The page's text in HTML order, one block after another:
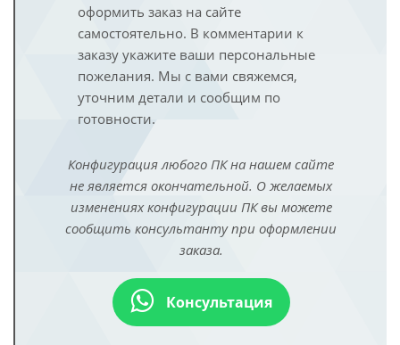
оформить заказ на сайте
самостоятельно. В комментарии к
заказу укажите ваши персональные
пожелания. Мы с вами свяжемся,
уточним детали и сообщим по
готовности.
Конфигурация любого ПК на нашем сайте
не является окончательной. О желаемых
изменениях конфигурации ПК вы можете
сообщить консультанту при оформлении
заказа.
Консультация